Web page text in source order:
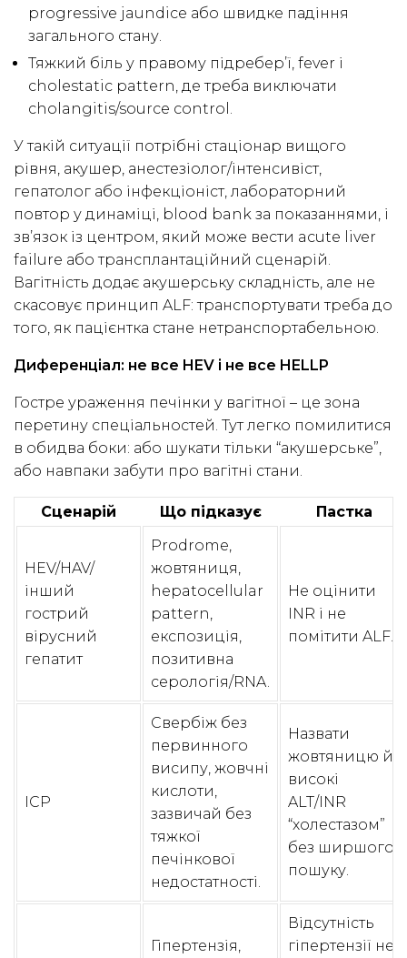
progressive jaundice або швидке падіння
загального стану.
Тяжкий біль у правому підребер’ї, fever і
cholestatic pattern, де треба виключати
cholangitis/source control.
У такій ситуації потрібні стаціонар вищого
рівня, акушер, анестезіолог/інтенсивіст,
гепатолог або інфекціоніст, лабораторний
повтор у динаміці, blood bank за показаннями, і
зв’язок із центром, який може вести acute liver
failure або трансплантаційний сценарій.
Вагітність додає акушерську складність, але не
скасовує принцип ALF: транспортувати треба до
того, як пацієнтка стане нетранспортабельною.
Диференціал: не все HEV і не все HELLP
Гостре ураження печінки у вагітної – це зона
перетину спеціальностей. Тут легко помилитися
в обидва боки: або шукати тільки “акушерське”,
або навпаки забути про вагітні стани.
Сценарій Що підказує Пастка
HEV/HAV/
інший
гострий
вірусний
гепатит
Prodrome,
жовтяниця,
hepatocellular
pattern,
експозиція,
позитивна
серологія/RNA.
Не оцінити
INR і не
помітити ALF.
ICP
Свербіж без
первинного
висипу, жовчні
кислоти,
зазвичай без
тяжкої
печінкової
недостатності.
Назвати
жовтяницю й
високі
ALT/INR
“холестазом”
без ширшого
пошуку.
Гіпертензія,
Відсутність
гіпертензії не